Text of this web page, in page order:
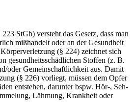
StGb) versteht das Gesetz, dass man
mißhandelt oder an der Gesundheit
(§ 224) zeichnet sich
gesundheitsschädlichen Stoffen (z. B.
oder Gemeinschaftlichkeit aus. Damit
(§ 226) vorliegt, müssen dem Opfer
entstehen, darunter bspw. Hör-, Seh-
Lähmung, Krankheit oder